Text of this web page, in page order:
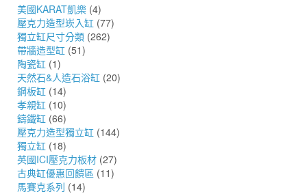
美國KARAT凱樂 (4)
壓克力造型崁入缸 (77)
獨立缸尺寸分類 (262)
帶牆造型缸 (51)
陶瓷缸 (1)
天然石&人造石浴缸 (20)
鋼板缸 (14)
孝親缸 (10)
鑄鐵缸 (66)
壓克力造型獨立缸 (144)
獨立缸 (18)
英國ICI壓克力板材 (27)
古典缸優惠回饋區 (11)
馬賽克系列 (14)